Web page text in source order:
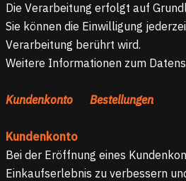
Die Verarbeitung erfolgt auf
Sie können die Einwilligung
Verarbeitung berührt wird.
Weitere Informationen zum
Kundenkonto Bestellungen
Kundenkonto
Bei der Eröffnung eines
Einkaufserlebnis zu verbessern